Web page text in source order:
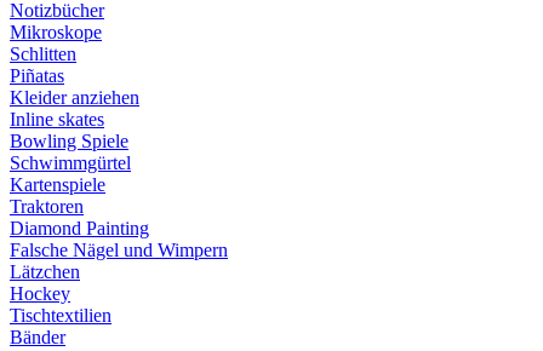
Notizbücher
Mikroskope
Schlitten
Piñatas
Kleider anziehen
Inline skates
Bowling Spiele
Schwimmgürtel
Kartenspiele
Traktoren
Diamond Painting
Falsche Nägel und Wimpern
Lätzchen
Hockey
Tischtextilien
Bänder